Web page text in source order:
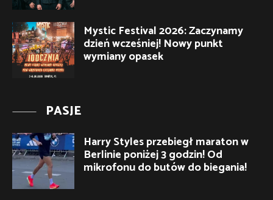
Mystic Festival 2026: Zaczynamy
dzień wcześniej! Nowy punkt
wymiany opasek
PASJE
Harry Styles przebiegł maraton w
Berlinie poniżej 3 godzin! Od
mikrofonu do butów do biegania!